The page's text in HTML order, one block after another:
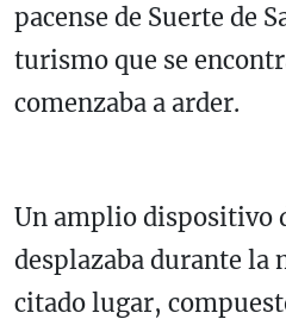
pacense de Suerte de
turismo que se
comenzaba a arder.
Un amplio dispositivo
desplazaba durante la
citado lugar,